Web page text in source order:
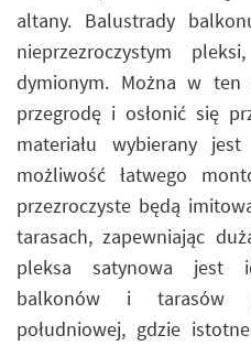
altany. Balustrady
nieprzezroczystym
dymionym. Można w ten
przegrodę i osłonić się
materiału wybierany
możliwość łatwego
przezroczyste będą
tarasach, zapewniając
pleksa satynowa jest
balkonów i tarasów
południowej, gdzie